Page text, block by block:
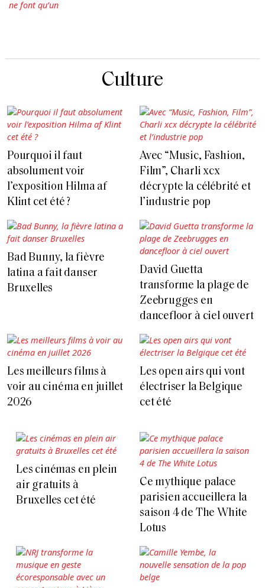
Culture
Pourquoi il faut
absolument voir
l’exposition Hilma af
Klint cet été ?
Avec “Music, Fashion,
Film”, Charli xcx
décrypte la célébrité et
l’industrie pop
Bad Bunny, la fièvre
latina a fait danser
Bruxelles
David Guetta
transforme la plage de
Zeebrugges en
dancefloor à ciel ouvert
Les meilleurs films à
voir au cinéma en juillet
2026
Les open airs qui vont
électriser la Belgique
cet été
Les cinémas en plein
air gratuits à
Bruxelles cet été
Ce mythique palace
parisien accueillera la
saison 4 de The White
Lotus